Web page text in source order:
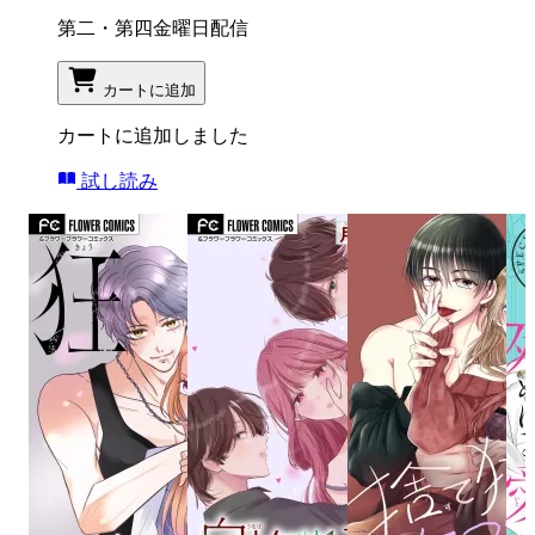
第二・第四金曜日配信
カートに追加
カートに追加しました
試し読み